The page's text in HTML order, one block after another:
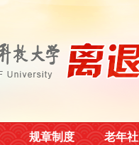
规章制度 老年